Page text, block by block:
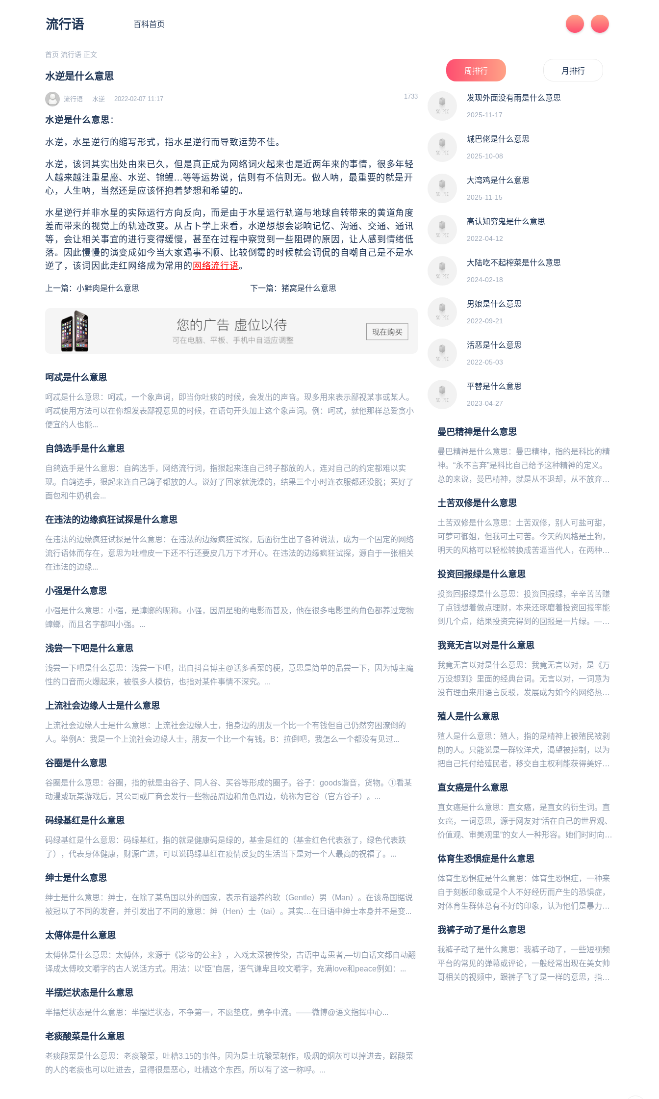
流行语 百科首页
首页 流行语 正文
水逆是什么意思
流行语 水逆 2022-02-07 11:17 1733
水逆是什么意思 ：
水逆，水星逆行的缩写形式，指水星逆行而导致运势不佳。
水逆，该词其实出处由来已久，但是真正成为网络词火起来也是近两年来的事情，很多年轻
人越来越注重星座、水逆、锦鲤...等等运势说，信则有不信则无。做人呐，最重要的就是开
心，人生呐，当然还是应该怀抱着梦想和希望的。
水星逆行并非水星的实际运行方向反向，而是由于水星运行轨道与地球自转带来的黄道角度
差而带来的视觉上的轨迹改变。从占卜学上来看，水逆想想会影响记忆、沟通、交通、通讯
等，会让相关事宜的进行变得缓慢，甚至在过程中察觉到一些阻碍的原因，让人感到情绪低
落。因此慢慢的演变成如今当大家遇事不顺、比较倒霉的时候就会调侃的自嘲自己是不是水
逆了，该词因此走红网络成为常用的 网络流行语。
上一篇： 小鲜肉是什么意思 下一篇： 猪窝是什么意思
呵忒是什么意思
呵忒是什么意思：呵忒，一个象声词，即当你吐痰的时候，会发出的声音。现多用来表示鄙视某事或某人。
呵忒使用方法可以在你想发表鄙视意见的时候，在语句开头加上这个象声词。例：呵忒，就他那样总爱贪小
便宜的人也能...
自鸽选手是什么意思
自鸽选手是什么意思：自鸽选手，网络流行词，指狠起来连自己鸽子都放的人，连对自己的约定都难以实
现。自鸽选手，狠起来连自己鸽子都放的人。说好了回家就洗澡的，结果三个小时连衣服都还没脱；买好了
面包和牛奶机会...
在违法的边缘疯狂试探是什么意思
在违法的边缘疯狂试探是什么意思：在违法的边缘疯狂试探，后面衍生出了各种说法，成为一个固定的网络
流行语体而存在，意思为吐槽皮一下还不行还要皮几万下才开心。在违法的边缘疯狂试探，源自于一张相关
在违法的边缘...
小强是什么意思
小强是什么意思：小强，是蟑螂的昵称。小强，因周星驰的电影而普及，他在很多电影里的角色都养过宠物
蟑螂，而且名字都叫小强。...
浅尝一下吧是什么意思
浅尝一下吧是什么意思：浅尝一下吧，出自抖音博主@话多香菜的梗，意思是简单的品尝一下，因为博主魔
性的口音而火爆起来‌‌‌‌‌‌‌‌‌‌‌‌，被很多人模仿，也指对某件事情不深究。...
上流社会边缘人士是什么意思
上流社会边缘人士是什么意思：上流社会边缘人士，指身边的朋友一个比一个有钱但自己仍然穷困潦倒的
人。举例A：我是一个上流社会边缘人士，朋友一个比一个有钱。B：拉倒吧，我怎么一个都没有见过...
谷圈是什么意思
谷圈是什么意思：谷圈，指的就是由谷子、同人谷、买谷等形成的圈子。谷‌‌‌‌‌‌‌‌‌子：goods谐音，货物。①看某
动漫或玩某游戏后，其公司或厂商会发行一些物品周边和角色周边，统称为官谷（官方谷子）。...
码绿基红是什么意思
码绿基红是什么意思：码绿基红，指的就是健康码是绿的，基金是红的（基金红色代表涨了，绿色代表跌
了），代表身体健康，财源广进，可以说码绿基红在疫情反复的生活当下是对一个人最高的祝福了。...
绅士是什么意思
绅士是什么意思：绅士，在除了某岛国以外的国家，表示有涵养的软（Gentle）男（Man）。在该岛国据说
被冠以了不同的发音，并引发出了不同的意思：绅（Hen）士（tai）。其实…在日语中绅士本身并不是变...
太傅体是什么意思
太傅体是什么意思：太傅体，来源于《影帝的公主》，入戏太深被传染，古语中毒患者,—切白话文都自动翻
译成太傅咬文嚼字的古人说话方式。用法：以“臣”自居，语气谦卑且咬文嚼字，充满love和peace例如：...
半摆烂状态是什么意思
半摆烂状态是什么意思：半摆烂状态，不争第一，不愿垫底，勇争中流。——微博@语文指挥中心...
老痰酸菜是什么意思
老痰酸菜是什么意思：老痰酸菜，吐槽‌‌‌‌‌3.15的事件。因为是土坑酸菜制作，吸烟的烟灰可以掉进去，踩酸菜
的人的老痰也可以吐进去，显得很是恶心，吐槽这个东西。所以有了这一称呼。...
周排行 月排行
发现外面没有雨是什么意思
2025-11-17
城巴佬是什么意思
2025-10-08
大湾鸡是什么意思
2025-11-15
高认知穷鬼是什么意思
2022-04-12
大陆吃不起榨菜是什么意思
2024-02-18
男娘是什么意思
2022-09-21
活恶是什么意思
2022-05-03
平替是什么意思
2023-04-27
曼巴精神是什么意思
曼巴精神是什么意思：曼巴精神，指的是科比的精
神。“永不言弃”是科比自己给予这种精神的定义。
总的来说，曼巴精神，就是从不退却，从不放弃，
业男子篮球联赛（NBA...
土苦双修是什么意思
土苦双修是什么意思：土苦双修，别人可盐可甜，
可萝可御姐，但我可土可苦。今天的风格是土狗，
明天的风格可以轻松转换成苦逼当代人，在两种风
投资回报绿是什么意思
投资回报绿是什么意思：投资回报绿，辛辛苦苦赚
了点钱想着做点理财，本来还琢磨着投资回报率能
到几个点，结果投资完得到的回报是一片绿。——
我竟无言以对是什么意思
我竟无言以对是什么意思：我竟无言以对，是《万
万没想到》里面的经典台词。无言以对，一词意为
没有理由来用语言反驳，发展成为如今的网络热
对”，意思为明明知道你其实是...
殖人是什么意思
殖人是什么意思：殖人，指的是‌‌‌‌‌‌‌‌‌‌精神上被殖民被剥
削的人。只能说是一群牧洋犬，渴望被控制，以为
把自己托付给殖民者，移交自主权利能获得美好生
直女癌是什么意思
直女癌是什么意思：直女癌，是直女的衍生词。直
女癌，一词意思，源于网友对“活在自己的世界观、
价值观、审美观里”的女人一种形容。她们时时向别
“女性的大男子主义者...
体育生恐惧症是什么意思
体育生恐惧症是什么意思：体育生恐惧症，一‌‌‌‌‌‌‌‌‌‌‌种来
自于刻板印象或是个人不好经历而产生的恐惧症，
对体育生群体总有不好的印象，认为他们是暴力群
我裤子动了是什么意思
我裤子动了是什么意思：我裤子动了，一些短视频
平台的常见的弹幕或评论，一‌‌‌‌‌‌‌‌‌‌‌般经常出现在美女帅
哥相关的视频中，跟裤子飞了是一样的意思，指的